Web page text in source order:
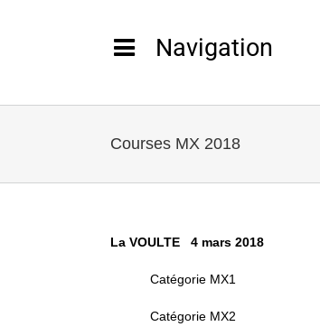
Courses MX 2018
La VOULTE 4 mars 2018
Catégorie MX1
Catégorie MX2